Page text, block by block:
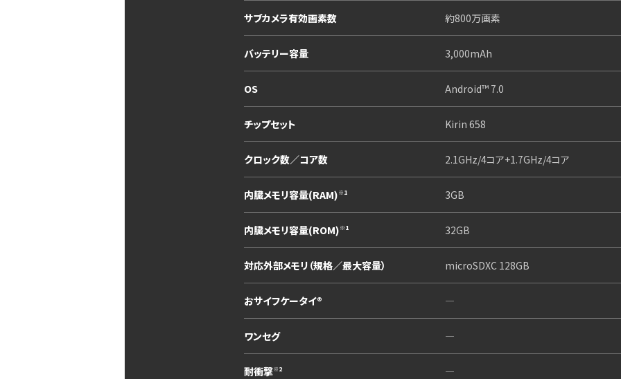
サブカメラ有効画素数 約800万画素
バッテリー容量 3,000mAh
OS Android™ 7.0
チップセット Kirin 658
クロック数／コア数 2.1GHz/4コア+1.7GHz/4コア
内臓メモリ容量(RAM)※1 3GB
内臓メモリ容量(ROM)※1 32GB
対応外部メモリ（規格／最大容量） microSDXC 128GB
おサイフケータイ® ―
ワンセグ ―
耐衝撃※2 ―